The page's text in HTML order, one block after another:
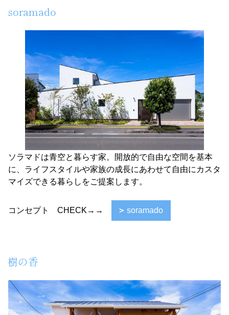
soramado
ソラマドは青空と暮らす家。開放的で自由な空間を基本
に、ライフスタイルや家族の成長にあわせて自由にカスタ
マイズできる暮らしをご提案します。
コンセプト CHECK→→ soramado
樹の香